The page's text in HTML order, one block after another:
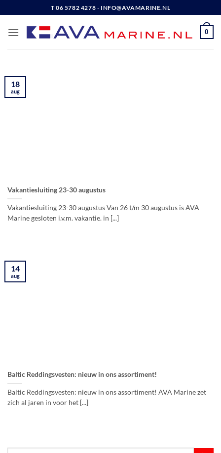
naar
inhoud
T 06 5782 4278 - INFO@AVAMARINE.NL
0
Vakantiesluiting 23-30 augustus
Vakantiesluiting 23-30 augustus Van 26 t/m 30 augustus is AVA
Marine gesloten i.v.m. vakantie. in [...]
18
aug
Baltic Reddingsvesten: nieuw in ons assortiment!
Baltic Reddingsvesten: nieuw in ons assortiment! AVA Marine zet
zich al jaren in voor het [...]
14
aug